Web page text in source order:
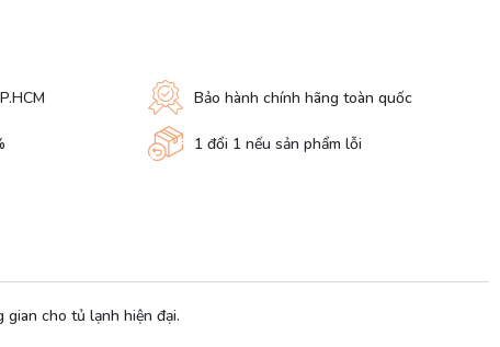
Bảo hành chính hãng toàn quốc
1 đổi 1 nếu sản phẩm lỗi
gian cho tủ lạnh hiện đại.